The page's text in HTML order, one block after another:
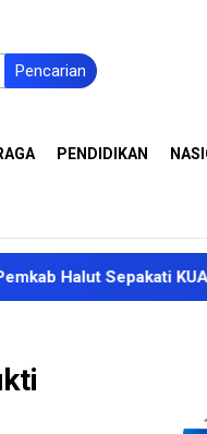
Pencarian
PENDIDIKAN
KUA-PPAS